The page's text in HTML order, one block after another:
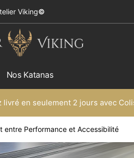
Viking©
Nos Katanas
livré en seulement 2 jours avec
entre Performance et Accessibilité